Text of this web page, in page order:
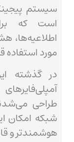
سیستم
است که
اطلاعیه‌ها،
مورد استفاده
در گذشته
طراحی
شبکه امکان
هوشمندتر و